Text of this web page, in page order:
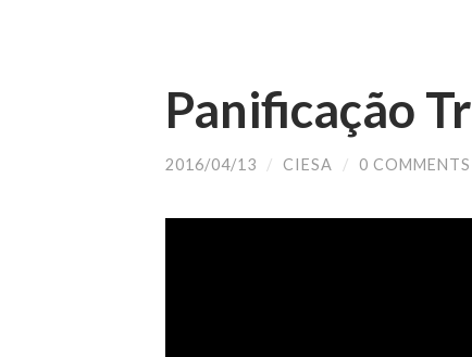
Panificação
2016/04/13 / CIESA / 0 COMMENTS